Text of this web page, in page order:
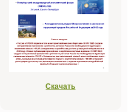
Скачать